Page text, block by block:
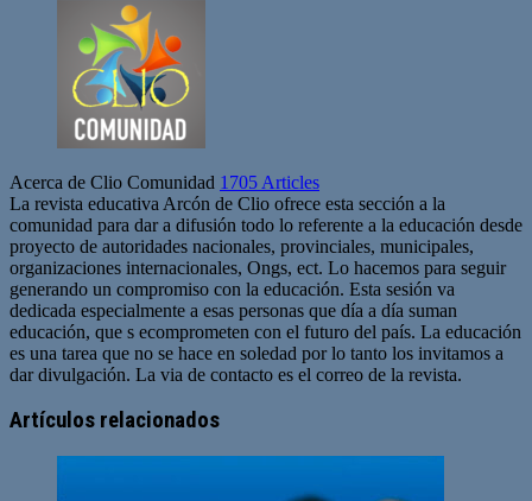
Acerca de Clio Comunidad 1705 Articles
La revista educativa Arcón de Clio ofrece esta sección a la
comunidad para dar a difusión todo lo referente a la educación desde
proyecto de autoridades nacionales, provinciales, municipales,
organizaciones internacionales, Ongs, ect. Lo hacemos para seguir
generando un compromiso con la educación. Esta sesión va
dedicada especialmente a esas personas que día a día suman
educación, que s ecomprometen con el futuro del país. La educación
es una tarea que no se hace en soledad por lo tanto los invitamos a
dar divulgación. La via de contacto es el correo de la revista.
web
Artículos relacionados